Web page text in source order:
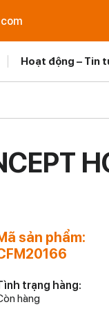
Hoạt động – Tin
sản phẩm:
trạng hàng:
hàng